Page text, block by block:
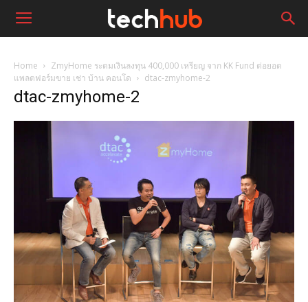
Home
ZmyHome ระดมเงินลงทุน 400,000 เหรียญ จาก KK Fund ต่อยอด
แพลตฟอร์มขาย เช่า บ้าน คอนโด
dtac-zmyhome-2
dtac-zmyhome-2